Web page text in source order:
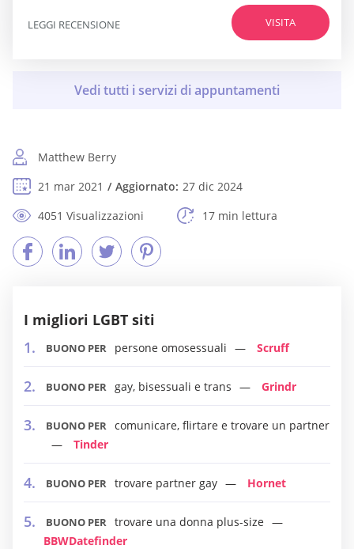
VISITA
LEGGI RECENSIONE
Matthew Berry
21 mar 2021
Aggiornato: 27 dic 2024
4051 Visualizzazioni
17 min lettura
I migliori LGBT siti
BUONO PER persone omosessuali Scruff
BUONO PER gay, bisessuali e trans Grindr
BUONO PER comunicare, flirtare e trovare un partner
Tinder
BUONO PER trovare partner gay Hornet
BUONO PER trovare una donna plus-size
BBWDatefinder